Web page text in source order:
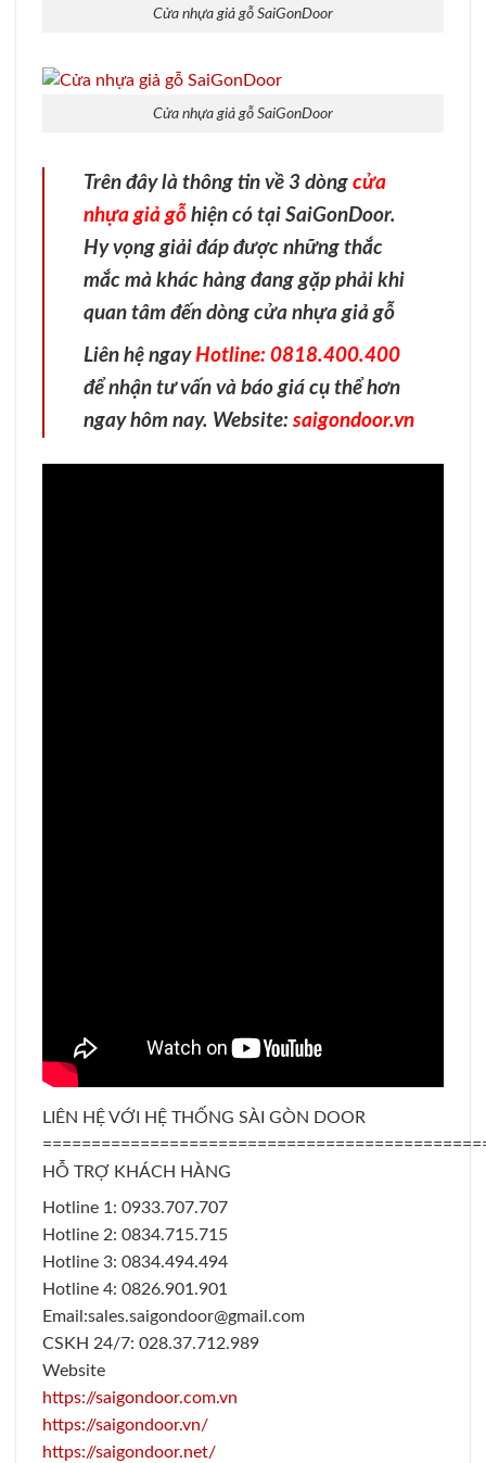
Cửa nhựa giả gỗ SaiGonDoor
Cửa nhựa giả gỗ SaiGonDoor
Trên đây là thông tin về 3 dòng cửa
nhựa giả gỗ hiện có tại SaiGonDoor.
Hy vọng giải đáp được những thắc
mắc mà khác hàng đang gặp phải khi
quan tâm đến dòng cửa nhựa giả gỗ
Liên hệ ngayHotline: 0818.400.400
để nhận tư vấn và báo giá cụ thể hơn
ngay hôm nay. Website: saigondoor.vn
LIÊN HỆ VỚI HỆ THỐNG SÀI GÒN DOOR
HỖ TRỢ KHÁCH HÀNG
Hotline 1: 0933.707.707
Hotline 2: 0834.715.715
Hotline 3: 0834.494.494
Hotline 4: 0826.901.901
Email:sales.saigondoor@gmail.com
CSKH 24/7: 028.37.712.989
Website
https://saigondoor.com.vn
https://saigondoor.vn/
https://saigondoor.net/